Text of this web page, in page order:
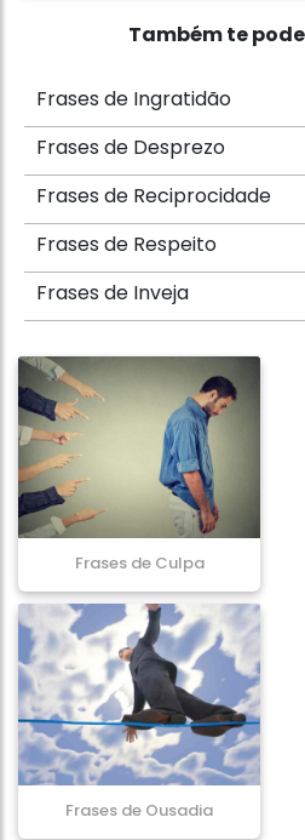
Também te
Frases de Ingratidão
Frases de Desprezo
Frases de Reciprocidade
Frases de Respeito
Frases de Inveja
Frases de Culpa
Frases de Ousadia